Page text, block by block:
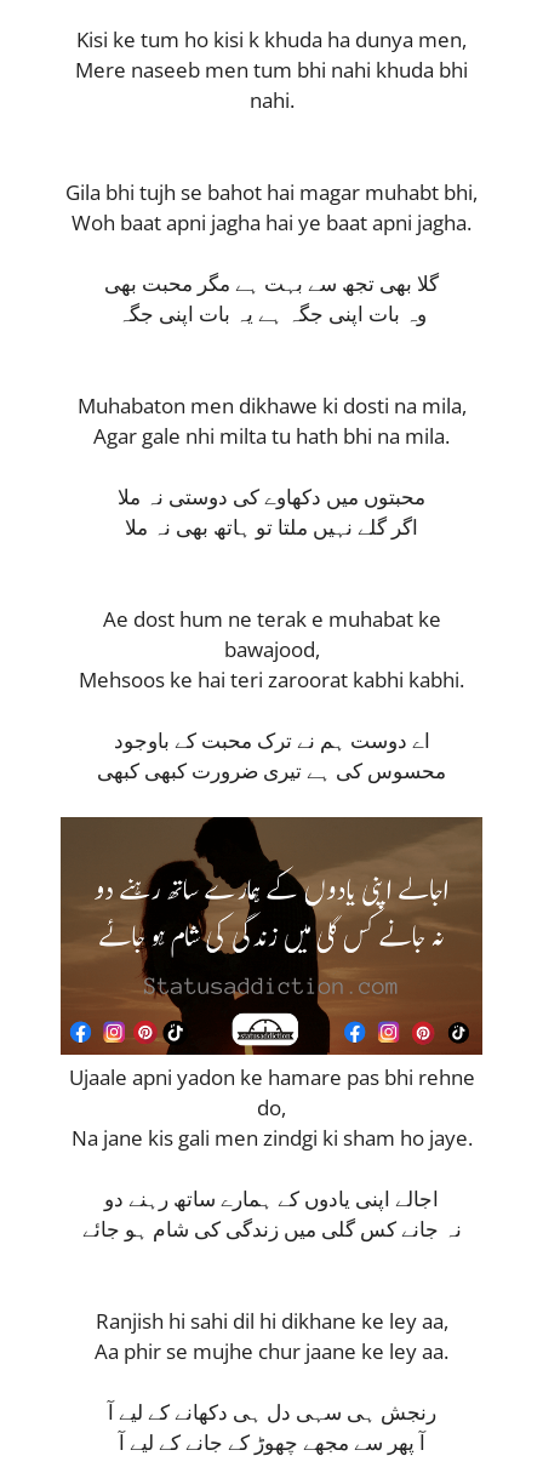
Kisi ke tum ho kisi k khuda ha dunya men,
Mere naseeb men tum bhi nahi khuda bhi
nahi.
Gila bhi tujh se bahot hai magar muhabt bhi,
Woh baat apni jagha hai ye baat apni jagha.
گلا بھی تجھ سے بہت ہے مگر محبت بھی
وہ بات اپنی جگہ ہے یہ بات اپنی جگہ
Muhabaton men dikhawe ki dosti na mila,
Agar gale nhi milta tu hath bhi na mila.
محبتوں میں دکھاوے کی دوستی نہ ملا
اگر گلے نہیں ملتا تو ہاتھ بھی نہ ملا
Ae dost hum ne terak e muhabat ke
bawajood,
Mehsoos ke hai teri zaroorat kabhi kabhi.
اے دوست ہم نے ترک محبت کے باوجود
محسوس کی ہے تیری ضرورت کبھی کبھی
Ujaale apni yadon ke hamare pas bhi rehne
do,
Na jane kis gali men zindgi ki sham ho jaye.
اجالے اپنی یادوں کے ہمارے ساتھ رہنے دو
نہ جانے کس گلی میں زندگی کی شام ہو جائے
Ranjish hi sahi dil hi dikhane ke ley aa,
Aa phir se mujhe chur jaane ke ley aa.
رنجش ہی سہی دل ہی دکھانے کے لیے آ
آ پھر سے مجھے چھوڑ کے جانے کے لیے آ